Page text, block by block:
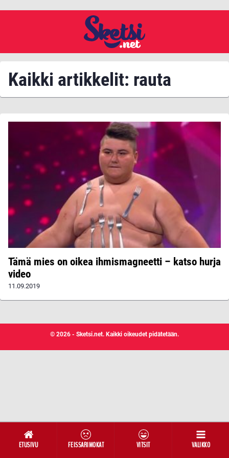
ETUSIVU FEISSARIMOKAT VITSIT VALIKKO
Kaikki artikkelit: rauta
Tämä mies on oikea ihmismagneetti – katso hurja
video
11.09.2019
© 2026 - Sketsi.net. Kaikki oikeudet pidätetään.